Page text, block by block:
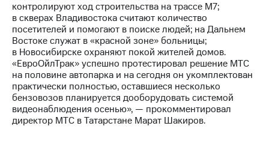
Программа
приобретения
Порядок
выкупа
акций
Дивиденды
Рынок
облигаций
Описание
Еврооблигации-2023
контролируют ход строительства на трассе М7;
в скверах Владивостока считают количество
посетителей и помогают в поиске людей; на Дальнем
Востоке служат в «красной зоне» больницы;
в Новосибирске охраняют покой жителей домов.
«ЕвроОйлТрак» успешно протестировал решение МТС
на половине автопарка и на сегодня он укомплектован
практически полностью, оставшиеся несколько
бензовозов планируется дооборудовать системой
видеонаблюдения осенью», — прокомментировал
директор МТС в Татарстане Марат Шакиров.